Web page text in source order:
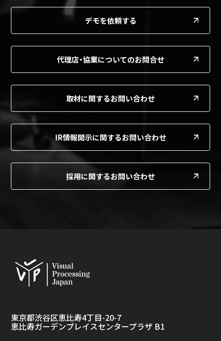
デモを依頼する
代理店・協業についてのお問合せ
取材に関するお問い合わせ
IR情報開示に関するお問い合わせ
採用に関するお問い合わせ
東京都渋谷区恵比寿4丁目-20-7
恵比寿ガーデンプレイスセンタープラザ B1